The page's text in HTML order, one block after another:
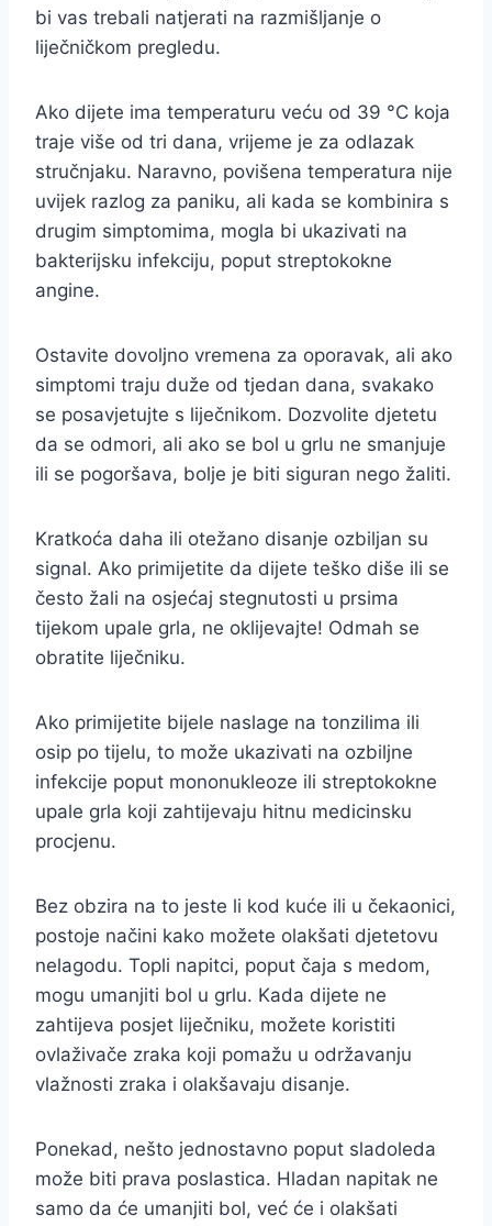
bi vas trebali natjerati na razmišljanje o
liječničkom pregledu.
Ako dijete ima temperaturu veću od 39 °C koja
traje više od tri dana, vrijeme je za odlazak
stručnjaku. Naravno, povišena temperatura nije
uvijek razlog za paniku, ali kada se kombinira s
drugim simptomima, mogla bi ukazivati na
bakterijsku infekciju, poput streptokokne
angine.
Ostavite dovoljno vremena za oporavak, ali ako
simptomi traju duže od tjedan dana, svakako
se posavjetujte s liječnikom. Dozvolite djetetu
da se odmori, ali ako se bol u grlu ne smanjuje
ili se pogoršava, bolje je biti siguran nego žaliti.
Kratkoća daha ili otežano disanje ozbiljan su
signal. Ako primijetite da dijete teško diše ili se
često žali na osjećaj stegnutosti u prsima
tijekom upale grla, ne oklijevajte! Odmah se
obratite liječniku.
Ako primijetite bijele naslage na tonzilima ili
osip po tijelu, to može ukazivati na ozbiljne
infekcije poput mononukleoze ili streptokokne
upale grla koji zahtijevaju hitnu medicinsku
procjenu.
Bez obzira na to jeste li kod kuće ili u čekaonici,
postoje načini kako možete olakšati djetetovu
nelagodu. Topli napitci, poput čaja s medom,
mogu umanjiti bol u grlu. Kada dijete ne
zahtijeva posjet liječniku, možete koristiti
ovlaživače zraka koji pomažu u održavanju
vlažnosti zraka i olakšavaju disanje.
Ponekad, nešto jednostavno poput sladoleda
može biti prava poslastica. Hladan napitak ne
samo da će umanjiti bol, već će i olakšati